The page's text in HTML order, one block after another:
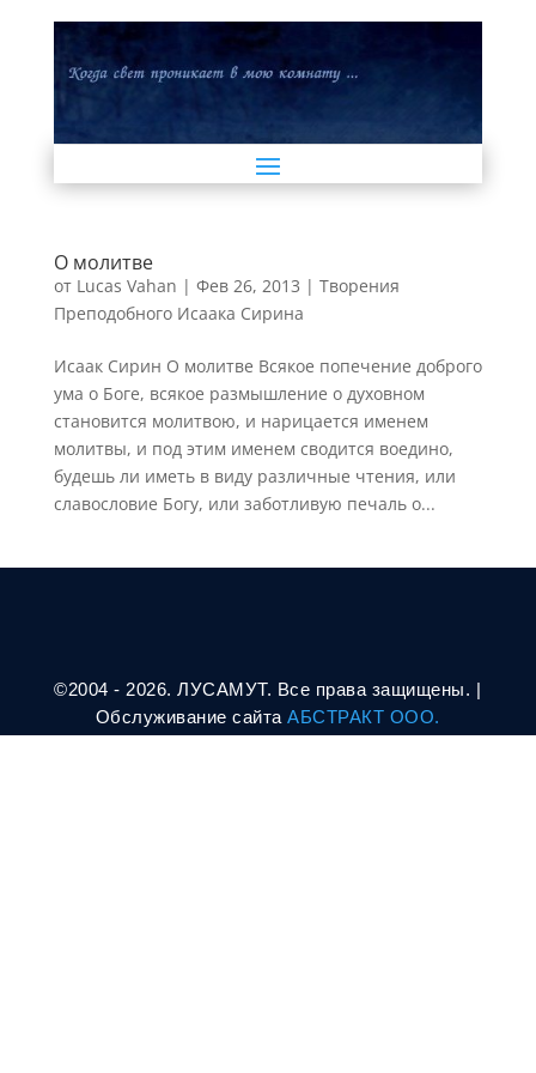
О молитве
от Lucas Vahan | Фев 26, 2013 | Творения
Преподобного Исаака Сирина
Исаак Сирин О молитве Всякое попечение доброго
ума о Боге, всякое размышление о духовном
становится молитвою, и нарицается именем
молитвы, и под этим именем сводится воедино,
будешь ли иметь в виду различные чтения, или
славословие Богу, или заботливую печаль о...
©2004 - 2026. ЛУСАМУТ. Все права защищены. |
Oбслуживание сайтаАБСТРАКТ ООО.